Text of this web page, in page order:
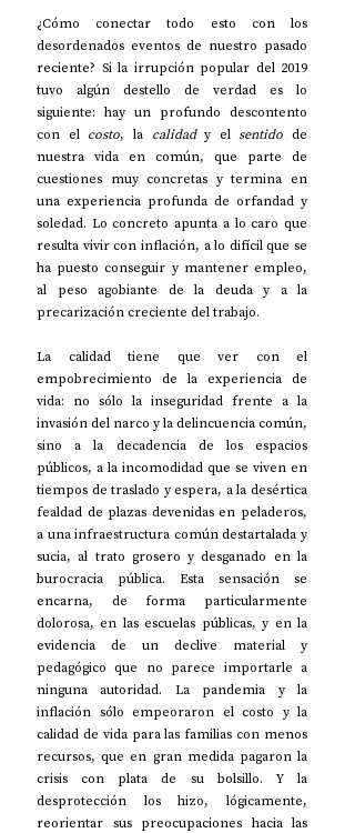
¿Cómo conectar todo esto con los
desordenados eventos de nuestro pasado
reciente? Si la irrupción popular del 2019
tuvo algún destello de verdad es lo
siguiente: hay un profundo descontento
con el costo, la calidad y el sentido de
nuestra vida en común, que parte de
cuestiones muy concretas y termina en
una experiencia profunda de orfandad y
soledad. Lo concreto apunta a lo caro que
resulta vivir con inflación, a lo difícil que se
ha puesto conseguir y mantener empleo,
al peso agobiante de la deuda y a la
precarización creciente del trabajo.
La calidad tiene que ver con el
empobrecimiento de la experiencia de
vida: no sólo la inseguridad frente a la
invasión del narco y la delincuencia común,
sino a la decadencia de los espacios
públicos, a la incomodidad que se viven en
tiempos de traslado y espera, a la desértica
fealdad de plazas devenidas en peladeros,
a una infraestructura común destartalada y
sucia, al trato grosero y desganado en la
burocracia pública. Esta sensación se
encarna, de forma particularmente
dolorosa, en las escuelas públicas, y en la
evidencia de un declive material y
pedagógico que no parece importarle a
ninguna autoridad. La pandemia y la
inflación sólo empeoraron el costo y la
calidad de vida para las familias con menos
recursos, que en gran medida pagaron la
crisis con plata de su bolsillo. Y la
desprotección los hizo, lógicamente,
reorientar sus preocupaciones hacia las